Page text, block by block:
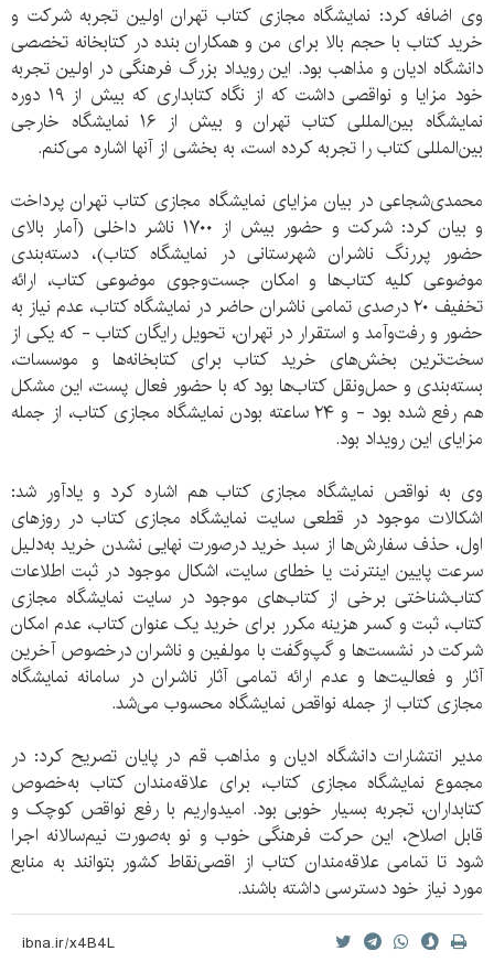
وی اضافه کرد: نمایشگاه مجازی کتاب تهران اولین تجربه شرکت و
خرید کتاب با حجم بالا برای من و همکاران بنده در کتابخانه تخصصی
دانشگاه ادیان و مذاهب بود. این رویداد بزرگ فرهنگی در اولین تجربه
خود مزایا و نواقصی داشت که از نگاه کتابداری که بیش از ۱۹ دوره
نمایشگاه بین‌المللی کتاب تهران و بیش از ۱۶ نمایشگاه خارجی
بین‌المللی کتاب را تجربه کرده است، به بخشی از آنها اشاره می‌کنم.
محمدی‌شجاعی در بیان مزایای نمایشگاه مجازی کتاب تهران پرداخت
و بیان کرد: شرکت و حضور بیش از ۱۷۰۰ ناشر داخلی (آمار بالای
حضور پررنگ ناشران شهرستانی در نمایشگاه کتاب)، دسته‌بندی
موضوعی کلیه کتاب‌ها و امکان جست‌وجوی موضوعی کتاب، ارائه
تخفیف ۲۰ درصدی تمامی ناشران حاضر در نمایشگاه کتاب، عدم نیاز به
حضور و رفت‌وآمد و استقرار در تهران، تحویل رایگان کتاب - که یکی از
سخت‌ترین بخش‌های خرید کتاب برای کتابخانه‌ها و موسسات،
بسته‌بندی و حمل‌ونقل کتاب‌ها بود که با حضور فعال پست، این مشکل
هم رفع شده بود - و ۲۴ ساعته بودن نمایشگاه مجازی کتاب، از جمله
مزایای این رویداد بود.
وی به نواقص نمایشگاه مجازی کتاب هم اشاره کرد و یادآور شد:
اشکالات موجود در قطعی سایت نمایشگاه مجازی کتاب در روزهای
اول، حذف سفارش‌ها از سبد خرید درصورت نهایی نشدن خرید به‌دلیل
سرعت پایین اینترنت یا خطای سایت، اشکال موجود در ثبت اطلاعات
کتاب‌شناختی برخی از کتاب‌های موجود در سایت نمایشگاه مجازی
کتاب، ثبت و کسر هزینه مکرر برای خرید یک عنوان کتاب، عدم امکان
شرکت در نشست‌ها و گپ‌وگفت با مولفین و ناشران درخصوص آخرین
آثار و فعالیت‌ها و عدم ارائه تمامی آثار ناشران در سامانه نمایشگاه
مجازی کتاب از جمله نواقص نمایشگاه محسوب می‌شد.
مدیر انتشارات دانشگاه ادیان و مذاهب قم در پایان تصریح کرد: در
مجموع نمایشگاه مجازی کتاب، برای علاقه‌مندان کتاب به‌خصوص
کتابداران، تجربه بسیار خوبی بود. امیدواریم با رفع نواقص کوچک و
قابل اصلاح، این حرکت فرهنگی خوب و نو به‌صورت نیم‌سالانه اجرا
شود تا تمامی علاقه‌مندان کتاب از اقصی‌نقاط کشور بتوانند به منابع
مورد نیاز خود دسترسی داشته باشند.